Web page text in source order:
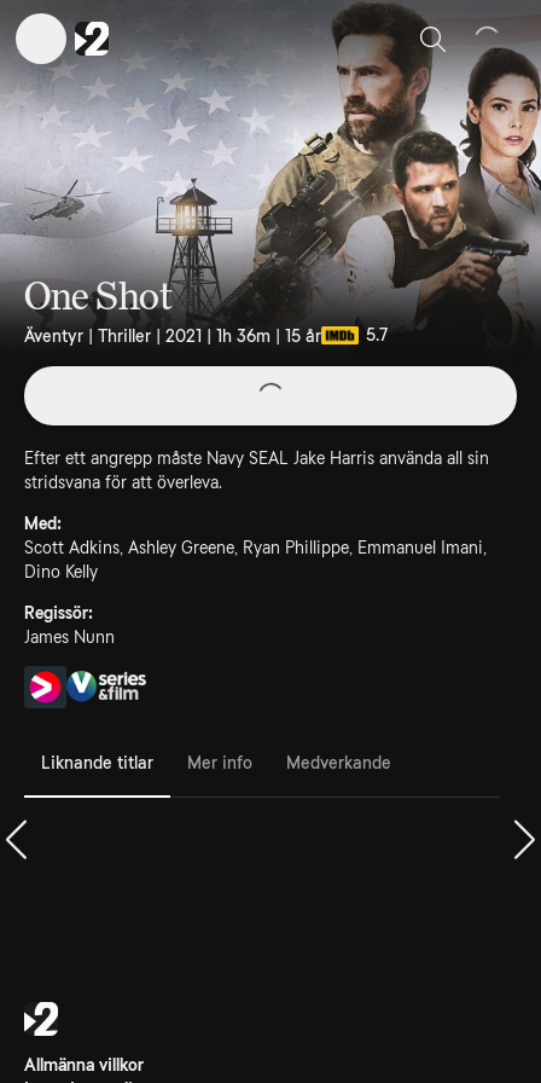
Sök
One Shot
Äventyr | Thriller | 2021 | 1h 36m | 15 år 5.7
Efter ett angrepp måste Navy SEAL Jake Harris använda all sin
stridsvana för att överleva.
Med:
Scott Adkins, Ashley Greene, Ryan Phillippe, Emmanuel Imani,
Dino Kelly
Regissör:
James Nunn
Liknande titlar Mer info Medverkande
Allmänna villkor